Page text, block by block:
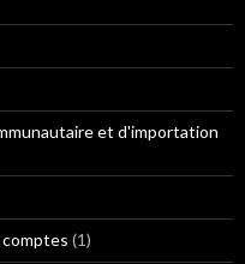
et d'importation
(1)